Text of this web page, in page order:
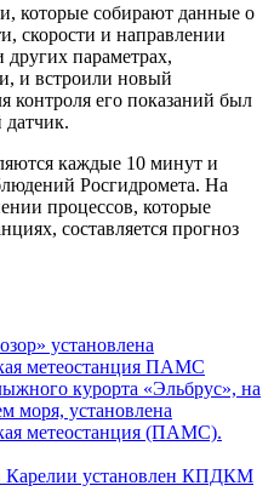
которые собирают данные о
скорости и направлении
параметрах,
и встроили новый
контроля его показаний был
датчик.
каждые 10 минут и
Росгидромета. На
процессов, которые
составляется прогноз
установлена
метеостанция ПАМС
курорта «Эльбрус», на
моря, установлена
метеостанция (ПАМС).
Карелии установлен КПДКМ